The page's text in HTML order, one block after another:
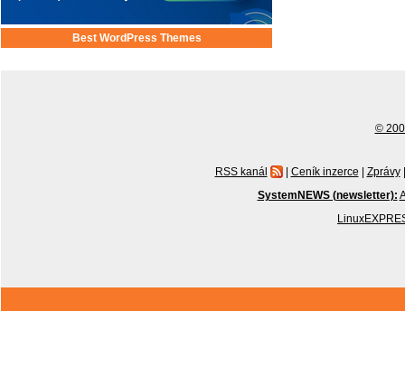
Best WordPress Themes
©
RSS kanál | Ceník inzerce | Zprávy |
SystemNEWS (newsletter):